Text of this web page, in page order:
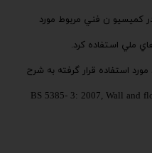
در كميسيو ن فني مربوط مورد
ملي استفاده كرد.
استفاده قرار گرفته به شرح
BS 5385- 3: 2007, Wall and